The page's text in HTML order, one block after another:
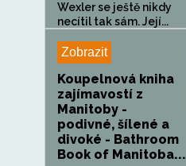
Wexler se ještě nikdy
necítil tak sám. Její...
Zobrazit
Koupelnová kniha
zajímavostí z
Manitoby -
podivné, šílené a
divoké - Bathroom
Book of Manitoba...